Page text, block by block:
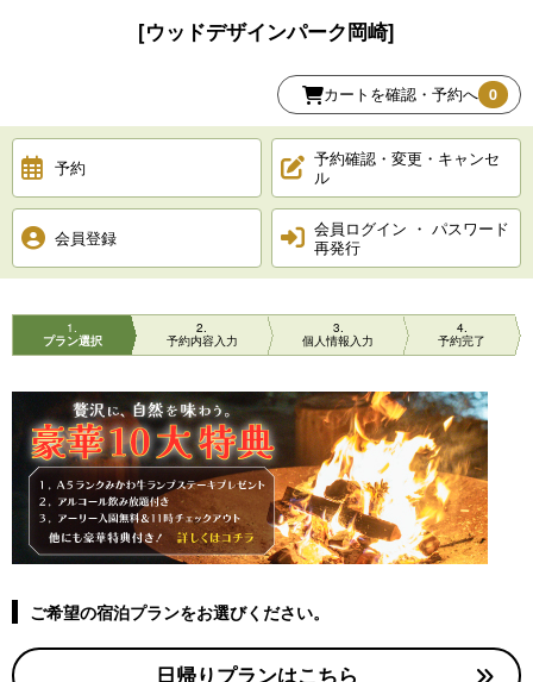
[ウッドデザインパーク岡崎]
カートを確認・予約へ 0
予約
予約確認・変更・キャンセ
ル
会員登録
会員ログイン ・ パスワード
再発行
1
プラン選択
2
予約内容入力
3
個人情報入力
4
予約完了
ご希望の宿泊プランをお選びください。
日帰りプランはこちら